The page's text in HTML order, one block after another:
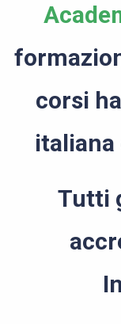
corsi
italiana
Tutti